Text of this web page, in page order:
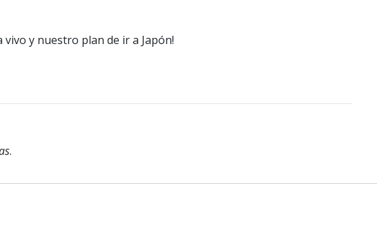
y nuestro plan de ir a Japón!
.